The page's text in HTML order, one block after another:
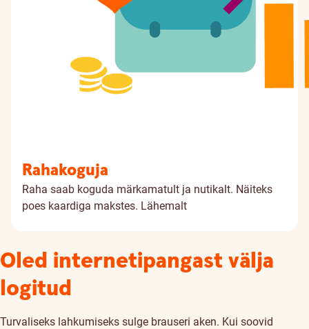
Rahakoguja
Raha saab koguda märkamatult ja nutikalt. Näiteks
poes kaardiga makstes. Lähemalt
Oled internetipangast välja
logitud
Turvaliseks lahkumiseks sulge brauseri aken. Kui soovid